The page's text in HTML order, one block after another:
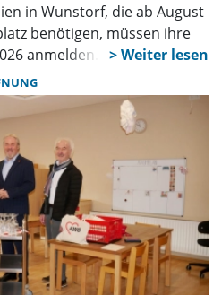
in Wunstorf, die ab August
benötigen, müssen ihre
anmelden. Die Stadt
und bietet
und ein